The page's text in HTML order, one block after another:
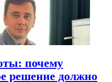
почему
решение должно